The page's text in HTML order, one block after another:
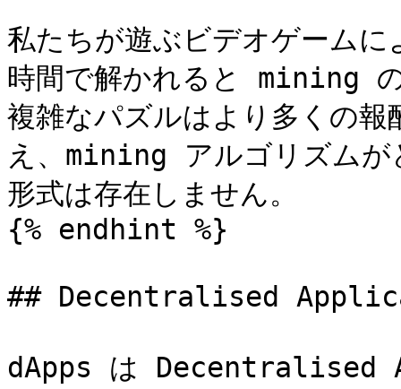
私たちが遊ぶビデオゲーム
時間で解かれると mining
複雑なパズルはより多くの
え、mining アルゴリズムが
形式は存在しません。
{% endhint %}
## Decentralised
dApps は Decentralised